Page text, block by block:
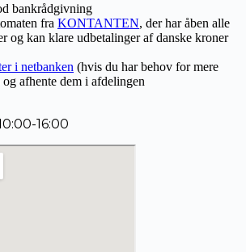
bankrådgivning
fra KONTANTEN, der har åben alle
og kan klare udbetalinger af danske kroner
i netbanken (hvis du har behov for mere
afhente dem i afdelingen
16:00